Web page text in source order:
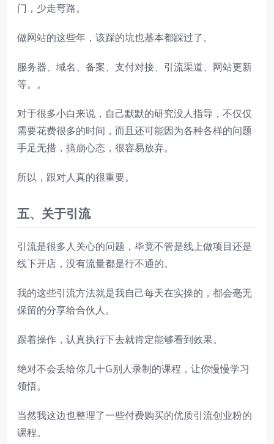
门，少走弯路。
做网站的这些年，该踩的坑也基本都踩过了。
服务器、域名、备案、支付对接、引流渠道、网站更新
等。。
对于很多小白来说，自己默默的研究没人指导，不仅仅
需要花费很多的时间，而且还可能因为各种各样的问题
手足无措，搞崩心态，很容易放弃。
所以，跟对人真的很重要。
五、关于引流
引流是很多人关心的问题，毕竟不管是线上做项目还是
线下开店，没有流量都是行不通的。
我的这些引流方法就是我自己每天在实操的，都会毫无
保留的分享给合伙人。
跟着操作，认真执行下去就肯定能够看到效果。
绝对不会丢给你几十G别人录制的课程，让你慢慢学习
领悟。
当然我这边也整理了一些付费购买的优质引流创业粉的
课程。